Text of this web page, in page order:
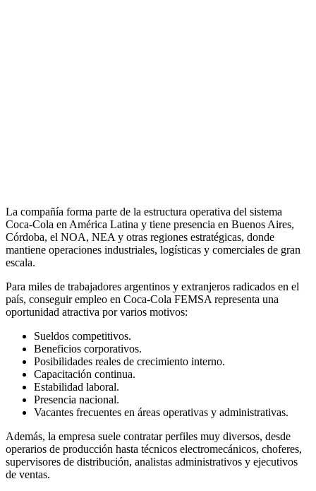
La compañía forma parte de la estructura operativa del sistema
Coca-Cola en América Latina y tiene presencia en Buenos Aires,
Córdoba, el NOA, NEA y otras regiones estratégicas, donde
mantiene operaciones industriales, logísticas y comerciales de gran
escala.
Para miles de trabajadores argentinos y extranjeros radicados en el
país, conseguir empleo en Coca-Cola FEMSA representa una
oportunidad atractiva por varios motivos:
Sueldos competitivos.
Beneficios corporativos.
Posibilidades reales de crecimiento interno.
Capacitación continua.
Estabilidad laboral.
Presencia nacional.
Vacantes frecuentes en áreas operativas y administrativas.
Además, la empresa suele contratar perfiles muy diversos, desde
operarios de producción hasta técnicos electromecánicos, choferes,
supervisores de distribución, analistas administrativos y ejecutivos
de ventas.